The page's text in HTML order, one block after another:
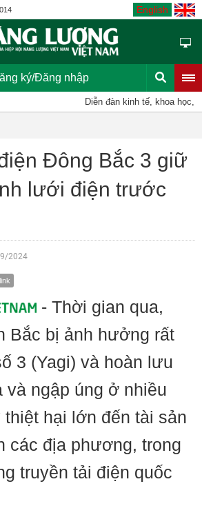
English
ký/Đăng nhập
Diễn đàn kinh tế, khoa học, kỹ
Đông Bắc 3 giữ
lưới điện trước
2024
- Thời gian qua,
Bắc bị ảnh hưởng rất
3 (Yagi) và hoàn lưu
và ngập úng ở nhiều
hại lớn đến tài sản
các địa phương, trong
truyền tải điện quốc